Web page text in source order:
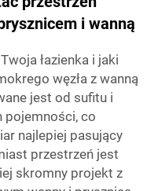
i wanną
łazienka i jaki
węzła z wanną
jest od sufitu i
pojemności, co
najlepiej pasujący
przestrzeń jest
skromny projekt z